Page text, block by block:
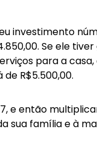
investimento
Se ele
para a
R$5.500,00.
e então
sua família e à